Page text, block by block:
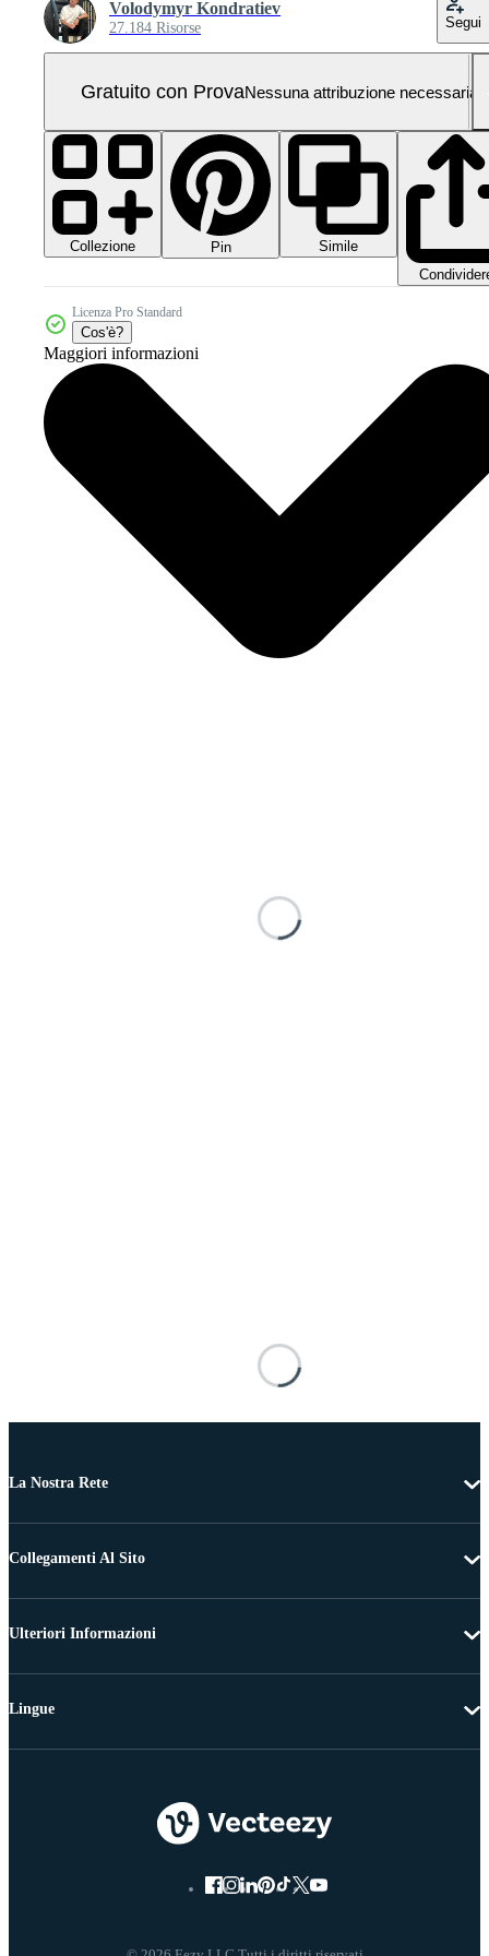
Volodymyr Kondratiev
27.184 Risorse Segui
Gratuito con ProvaNessuna attribuzione necessaria
Collezione Pin
Simile
Licenza Pro Standard
Cos'è?
Maggiori informazioni
La Nostra Rete
Collegamenti Al Sito
Ulteriori Informazioni
Lingue